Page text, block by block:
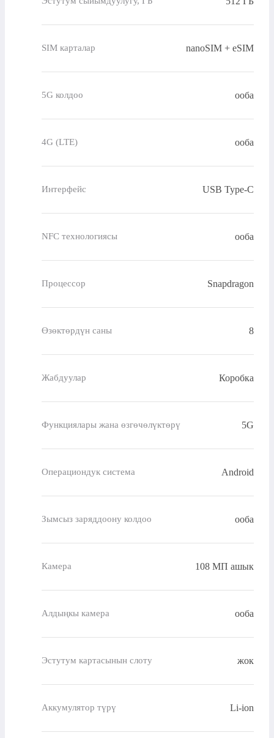
SIM карталар nanoSIM + eSIM
5G колдоо ооба
4G (LTE) ооба
Интерфейс USB Type-C
NFC технологиясы ооба
Процессор Snapdragon
Өзөктөрдүн саны 8
Жабдуулар Коробка
Функциялары жана өзгөчөлүктөрү 5G
Операциондук система Android
Зымсыз заряддоону колдоо ооба
Камера 108 МП ашык
Алдыңкы камера ооба
Эстутум картасынын слоту жок
Аккумулятор түрү Li-ion